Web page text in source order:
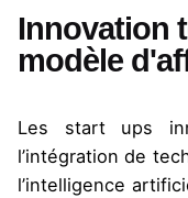
Innovation
modèle
Les start ups
l’intégration de
l’intelligence